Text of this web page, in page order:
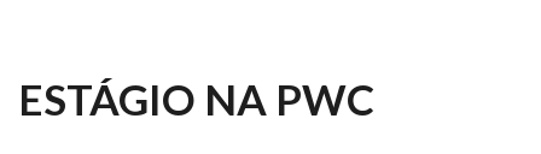
ESTÁGIO NA PWC